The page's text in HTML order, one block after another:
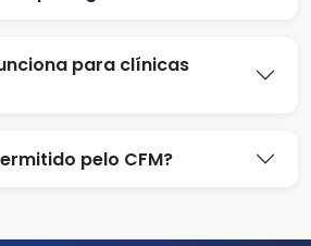
para clínicas
pelo CFM?